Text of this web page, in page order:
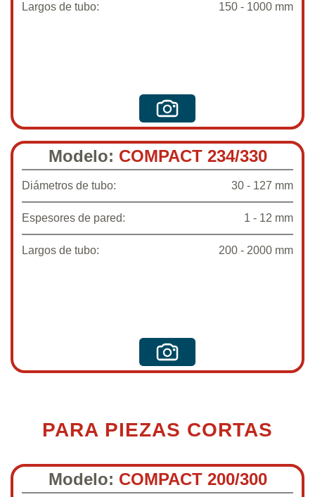
Largos de tubo: 150 - 1000 mm
Modelo: COMPACT 234/330
Diámetros de tubo: 30 - 127 mm
Espesores de pared: 1 - 12 mm
Largos de tubo: 200 - 2000 mm
PARA PIEZAS CORTAS
Modelo: COMPACT 200/300